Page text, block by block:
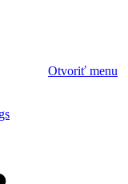
Otvoriť menu